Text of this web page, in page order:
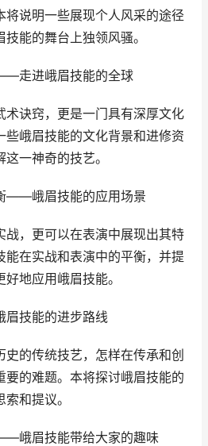
将说明一些展现个人风采的途径
能的舞台上独领风骚。
走进峨眉技能的全球
术诀窍，更是一门具有深厚文化
些峨眉技能的文化背景和进修资
一神奇的技艺。
——峨眉技能的应用场景
战，更可以在表演中展现出其特
能在实战和表演中的平衡，并提
地应用峨眉技能。
技能的进步路线
的传统技艺，怎样在传承和创
要的难题。本将探讨峨眉技能的
和提议。
峨眉技能带给大家的趣味